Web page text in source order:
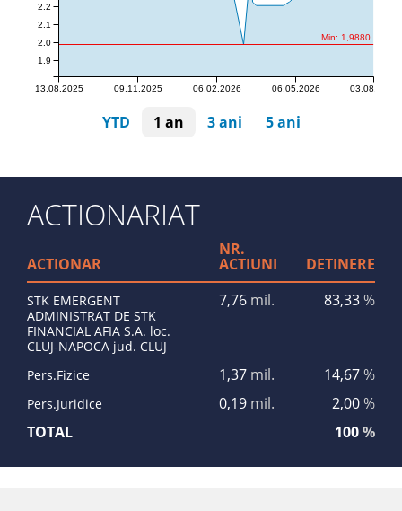
Min: 1,9880
13.08.2025 09.11.2025 06.02.2026 06.05.2026 03.08.2026
1.9
2.0
2.1
2.2
YTD 1 an 3 ani 5 ani
ACTIONARIAT
ACTIONAR
NR.
ACTIUNI DETINERE
STK EMERGENT
ADMINISTRAT DE STK
FINANCIAL AFIA S.A. loc.
CLUJ-NAPOCA jud. CLUJ
7,76 mil. 83,33%
Pers.Fizice 1,37 mil. 14,67%
Pers.Juridice 0,19 mil. 2,00%
TOTAL
100%